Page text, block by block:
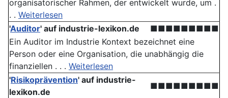
organisatorischer Rahmen, der entwickelt wurde, um .
. . Weiterlesen
'Auditor' auf industrie-lexikon.de
■■■■■■■■■
Ein Auditor im Industrie Kontext bezeichnet eine
Person oder eine Organisation, die unabhängig die
finanziellen . . . Weiterlesen
'Risikoprävention' auf industrie-
lexikon.de
■■■■■■■■■